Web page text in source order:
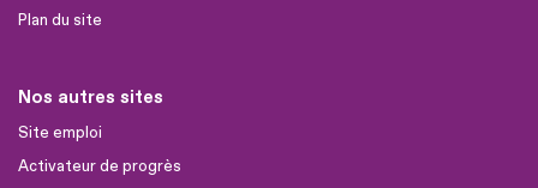
Plan du site
Nos autres sites
Site emploi
Activateur de progrès